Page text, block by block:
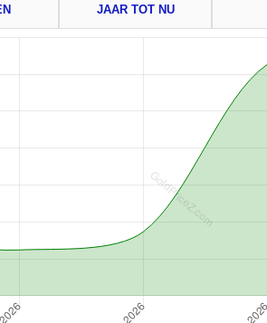
JAAR TOT NU